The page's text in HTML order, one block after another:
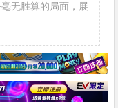
无胜算的局面，展